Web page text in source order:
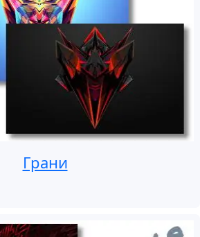
Грани